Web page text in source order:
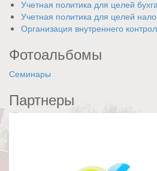
Учетная политика для целей
Учетная политика для целей
Организация внутреннего
Фотоальбомы
Семинары
Партнеры